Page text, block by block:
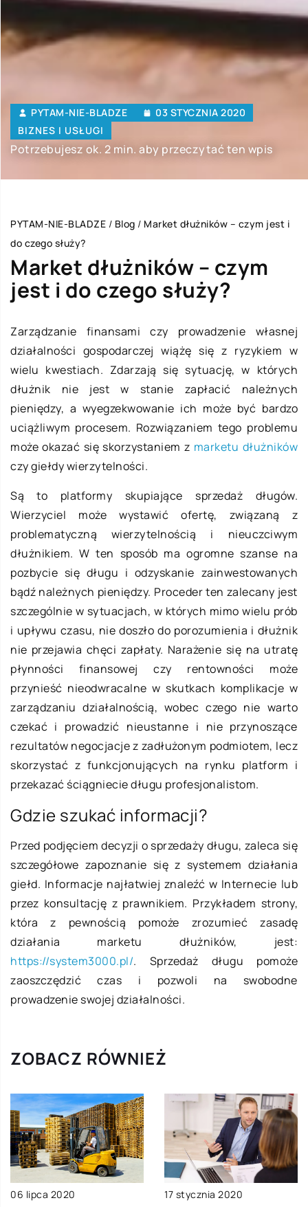
PYTAM-NIE-BLADZE
03 STYCZNIA 2020
BIZNES I USŁUGI
Potrzebujesz ok. 2 min. aby przeczytać ten wpis
PYTAM-NIE-BLADZE / Blog / Market dłużników – czym jest i
do czego służy?
Market dłużników – czym
jest i do czego służy?
Zarządzanie finansami czy prowadzenie własnej
działalności gospodarczej wiążę się z ryzykiem w
wielu kwestiach. Zdarzają się sytuację, w których
dłużnik nie jest w stanie zapłacić należnych
pieniędzy, a wyegzekwowanie ich może być bardzo
uciążliwym procesem. Rozwiązaniem tego problemu
może okazać się skorzystaniem z marketu dłużników
czy giełdy wierzytelności.
Są to platformy skupiające sprzedaż długów.
Wierzyciel może wystawić ofertę, związaną z
problematyczną wierzytelnością i nieuczciwym
dłużnikiem. W ten sposób ma ogromne szanse na
pozbycie się długu i odzyskanie zainwestowanych
bądź należnych pieniędzy. Proceder ten zalecany jest
szczególnie w sytuacjach, w których mimo wielu prób
i upływu czasu, nie doszło do porozumienia i dłużnik
nie przejawia chęci zapłaty. Narażenie się na utratę
płynności finansowej czy rentowności może
przynieść nieodwracalne w skutkach komplikacje w
zarządzaniu działalnością, wobec czego nie warto
czekać i prowadzić nieustanne i nie przynoszące
rezultatów negocjacje z zadłużonym podmiotem, lecz
skorzystać z funkcjonujących na rynku platform i
przekazać ściągniecie długu profesjonalistom.
Gdzie szukać informacji?
Przed podjęciem decyzji o sprzedaży długu, zaleca się
szczegółowe zapoznanie się z systemem działania
giełd. Informacje najłatwiej znaleźć w Internecie lub
przez konsultację z prawnikiem. Przykładem strony,
która z pewnością pomoże zrozumieć zasadę
działania marketu dłużników, jest:
https://system3000.pl/. Sprzedaż długu pomoże
zaoszczędzić czas i pozwoli na swobodne
prowadzenie swojej działalności.
ZOBACZ RÓWNIEŻ
06 lipca 2020 17 stycznia 2020